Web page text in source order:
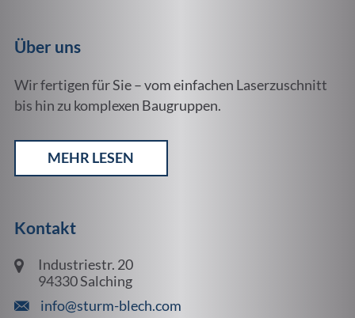
Über uns
Wir fertigen für Sie – vom einfachen Laserzuschnitt
bis hin zu komplexen Baugruppen.
MEHR LESEN
Kontakt
Industriestr. 20
94330 Salching
info@sturm-blech.com